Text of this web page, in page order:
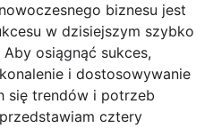
biznesu jest
w dzisiejszym szybko
osiągnąć sukces,
i dostosowywanie
się trendów i potrzeb
cztery